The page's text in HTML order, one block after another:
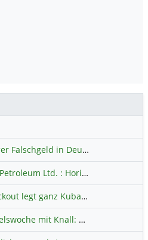
Bundesbank: Weniger Falschgeld in Deutschland
IRW-News: Horizon Petroleum Ltd. : Horizon Petroleum beginnt mit der Testförderung im Projekt Lachowice in Polen und schließt die Platzierung einer überzeichneten Wandelanleihe ab
Erneuter Strom-Blackout legt ganz Kuba lahm
Gold beendet Handelswoche mit Knall: Barrick Mining – Ist diese Aktie wieder ein Kauf?